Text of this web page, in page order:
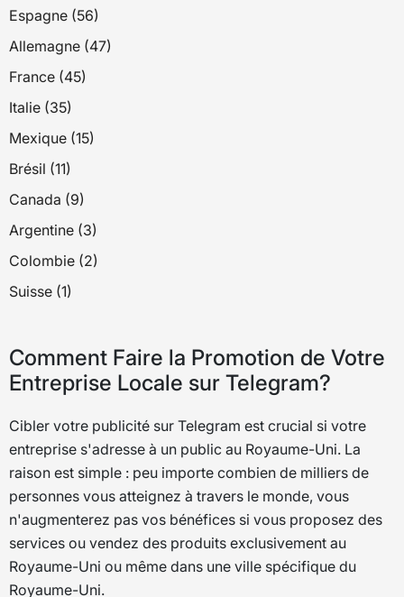
Espagne (56)
Allemagne (47)
France (45)
Italie (35)
Mexique (15)
Brésil (11)
Canada (9)
Argentine (3)
Colombie (2)
Suisse (1)
Comment Faire la Promotion de Votre
Entreprise Locale sur Telegram?
Cibler votre publicité sur Telegram est crucial si votre
entreprise s'adresse à un public au Royaume-Uni. La
raison est simple : peu importe combien de milliers de
personnes vous atteignez à travers le monde, vous
n'augmenterez pas vos bénéfices si vous proposez des
services ou vendez des produits exclusivement au
Royaume-Uni ou même dans une ville spécifique du
Royaume-Uni.